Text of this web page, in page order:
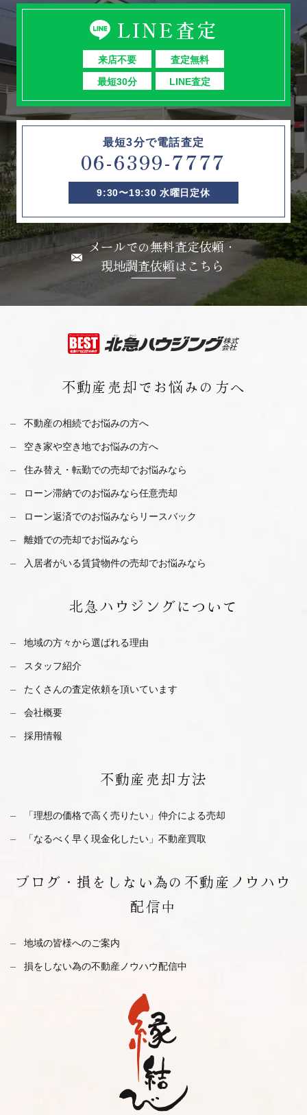
LINE査定
来店不要
査定無料
最短30分
LINE査定
最短3分で電話査定
06-6399-7777
9:30〜19:30 水曜日定休
メールでの無料査定依頼・
現地調査依頼はこちら
不動産売却で お悩みの方へ
不動産の相続でお悩みの方へ
空き家や空き地でお悩みの方へ
住み替え・転勤での売却でお悩みなら
ローン滞納でのお悩みなら任意売却
ローン返済でのお悩みならリースバック
離婚での売却でお悩みなら
入居者がいる賃貸物件の売却でお悩みなら
北急ハウジングについて
地域の方々から選ばれる理由
スタッフ紹介
たくさんの査定依頼を頂いています
会社概要
採用情報
不動産 売却方法
「理想の価格で高く売りたい」仲介による売却
「なるべく早く現金化したい」不動産買取
ブログ・ 損をしない為の不動産ノウハウ
配信中
地域の皆様へのご案内
損をしない為の不動産ノウハウ配信中